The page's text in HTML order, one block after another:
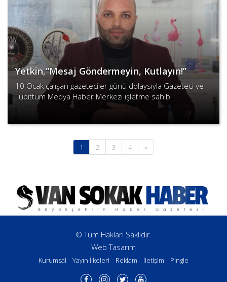
Yetkin,“Mesaj Göndermeyin, Kutlayın!”
10 Ocak çalışan gazeteciler günü dolaysıyla Gazeteci ve
Tubittum Medya Haber Merkezi işletme sahibi
Hikmetullah Yetkin, gazetecilik ve kutlama hakkında
1 (current)
2 3 4 »
© Tüm Hakları Saklıdır.
Web Tasarım
Kurumsal Yayın İlkeleri Reklam İletişim Pingle